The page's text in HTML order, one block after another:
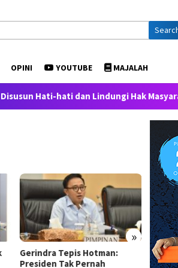
OPINI YOUTUBE MAJALAH
dan Lindungi Hak Masyarakat
»
RUU Perbukuan, Willy Aditya:
Akses Ilmu Pengetahuan